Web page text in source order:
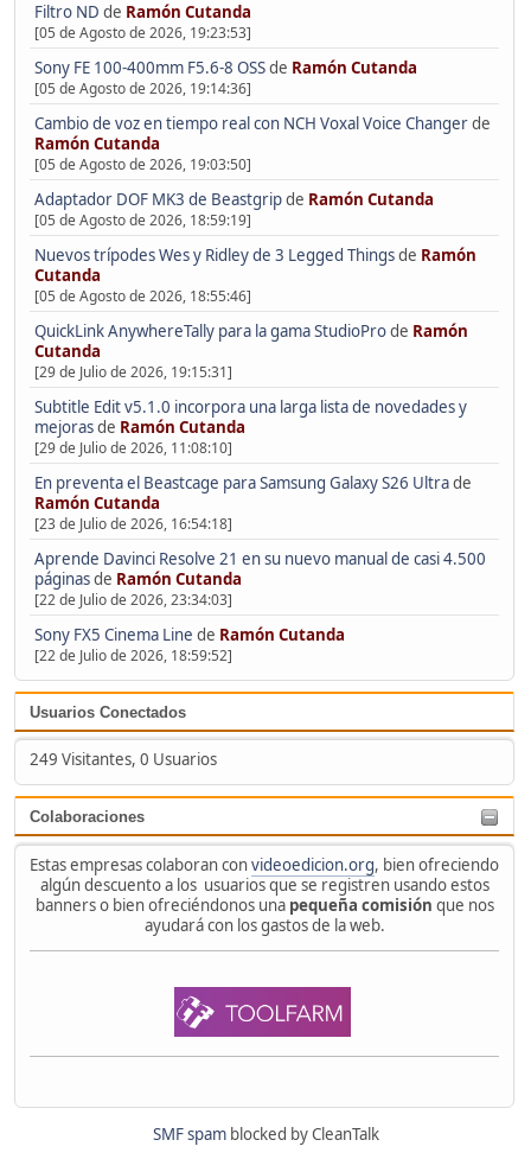
Filtro ND de Ramón Cutanda
[05 de Agosto de 2026, 19:23:53]
Sony FE 100-400mm F5.6-8 OSSde Ramón Cutanda
[05 de Agosto de 2026, 19:14:36]
Cambio de voz en tiempo real con NCH Voxal Voice Changerde
Ramón Cutanda
[05 de Agosto de 2026, 19:03:50]
Adaptador DOF MK3 de Beastgripde Ramón Cutanda
[05 de Agosto de 2026, 18:59:19]
Nuevos trípodes Wes y Ridley de 3 Legged Thingsde Ramón
Cutanda
[05 de Agosto de 2026, 18:55:46]
QuickLink AnywhereTally para la gama StudioProde Ramón
Cutanda
[29 de Julio de 2026, 19:15:31]
Subtitle Edit v5.1.0 incorpora una larga lista de novedades y
mejorasde Ramón Cutanda
[29 de Julio de 2026, 11:08:10]
En preventa el Beastcage para Samsung Galaxy S26 Ultrade
Ramón Cutanda
[23 de Julio de 2026, 16:54:18]
Aprende Davinci Resolve 21 en su nuevo manual de casi 4.500
páginasde Ramón Cutanda
[22 de Julio de 2026, 23:34:03]
Sony FX5 Cinema Line de Ramón Cutanda
[22 de Julio de 2026, 18:59:52]
Usuarios Conectados
249 Visitantes, 0 Usuarios
Colaboraciones
Estas empresas colaboran convideoedicion.org, bien ofreciendo
algún descuento a los usuarios que se registren usando estos
banners o bien ofreciéndonos una pequeña comisión que nos
ayudará con los gastos de la web.
SMF spamblocked by CleanTalk